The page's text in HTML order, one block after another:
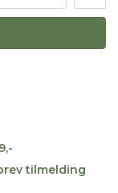
tilmelding